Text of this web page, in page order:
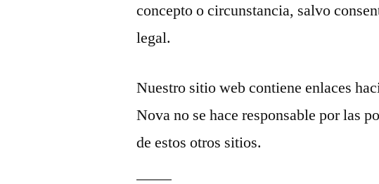
concepto o circunstancia, salvo
legal.
Nuestro sitio web contiene enlaces
Nova no se hace responsable por las
de estos otros sitios.